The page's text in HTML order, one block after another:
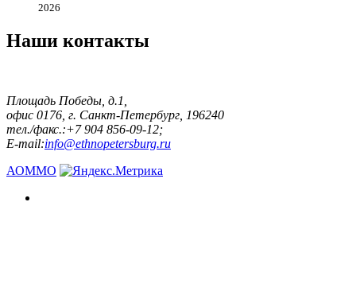
2026
Наши контакты
Площадь Победы, д.1,
офис 0176, г. Санкт-Петербург, 196240
тел./факс.:+7 904 856-09-12;
E-mail:info@ethnopetersburg.ru
АОММО